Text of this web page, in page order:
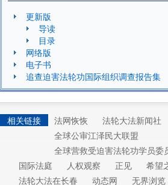
更新版
导读
目录
网络版
电子书
追查迫害法轮功国际组织调查报告集
相关链接 法网恢恢 法轮大法新闻社
全球公审江泽民大联盟
全球营救受迫害法轮功学员委
国际法庭
人权观察 正见 希望
法轮大法在长春
动态网 无界浏览